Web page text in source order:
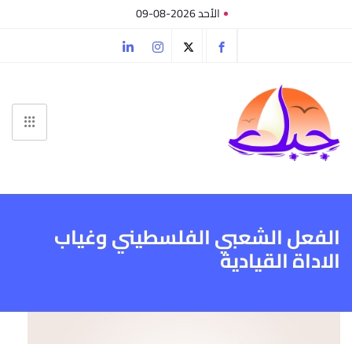
الأحد 2026-08-09
الفعل الشعبي الفلسطيني وغياب
الاداة القيادية